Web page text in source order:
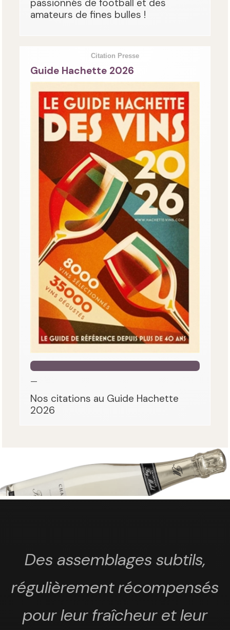
passionnés de football et des
amateurs de fines bulles !
Citation Presse
Guide Hachette 2026
—
Nos citations au Guide Hachette
2026
Des assemblages subtils,
régulièrement récompensés
pour leur fraîcheur et leur